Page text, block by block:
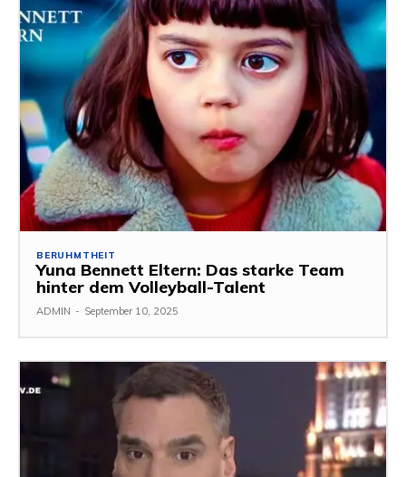
BERUHMTHEIT
Yuna Bennett Eltern: Das starke Team
hinter dem Volleyball-Talent
ADMIN - September 10, 2025